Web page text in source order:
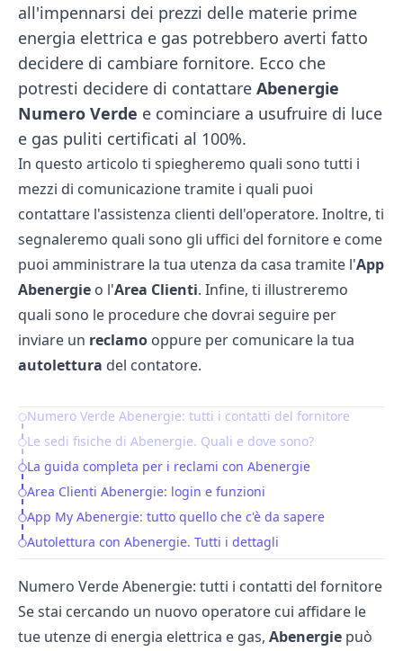
all'impennarsi dei prezzi delle materie prime
energia elettrica e gas potrebbero averti fatto
decidere di cambiare fornitore. Ecco che
potresti decidere di contattare Abenergie
Numero Verde e cominciare a usufruire di luce
e gas puliti certificati al 100%.
In questo articolo ti spiegheremo quali sono tutti i
mezzi di comunicazione tramite i quali puoi
contattare l'assistenza clienti dell'operatore. Inoltre, ti
segnaleremo quali sono gli uffici del fornitore e come
puoi amministrare la tua utenza da casa tramite l'App
Abenergie o l'Area Clienti. Infine, ti illustreremo
quali sono le procedure che dovrai seguire per
inviare un reclamo oppure per comunicare la tua
autolettura del contatore.
Table of Contents
Numero Verde Abenergie: tutti i contatti del fornitore
Le sedi fisiche di Abenergie. Quali e dove sono?
La guida completa per i reclami con Abenergie
Area Clienti Abenergie: login e funzioni
App My Abenergie: tutto quello che c'è da sapere
Autolettura con Abenergie. Tutti i dettagli
Numero Verde Abenergie: tutti i contatti del fornitore
Se stai cercando un nuovo operatore cui affidare le
tue utenze di energia elettrica e gas, Abenergie può